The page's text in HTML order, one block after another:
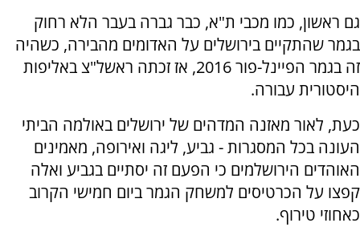
גם ראשון, כמו מכבי ת"א, כבר גברה בעבר הלא רחוק
בגמר שהתקיים בירושלים על האדומים מהבירה, כשהיה
זה בגמר הפיינל-פור 2016, אז זכתה ראשל"צ באליפות
היסטורית עבורה.
כעת, לאור מאזנה המדהים של ירושלים באולמה הביתי
העונה בכל המסגרות - גביע, ליגה ואירופה, מאמינים
האוהדים הירושלמים כי הפעם זה יסתיים בגביע ואלה
קפצו על הכרטיסים למשחק הגמר ביום חמישי הקרוב
כאחוזי טירוף.